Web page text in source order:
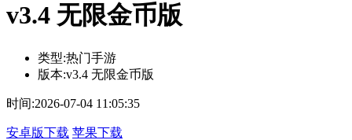
v3.4 无限金币版
类型:热门手游
版本:v3.4 无限金币版
时间:2026-07-04 11:05:35
安卓版下载 苹果下载